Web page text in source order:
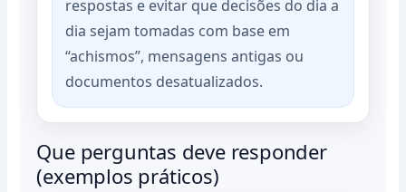
respostas e evitar que decisões do dia a
dia sejam tomadas com base em
“achismos”, mensagens antigas ou
documentos desatualizados.
Que perguntas deve responder
(exemplos práticos)